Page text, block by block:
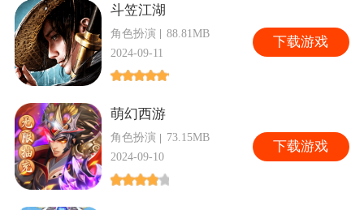
斗笠江湖
角色扮演
88.81MB
2024-09-11
下载游戏
萌幻西游
角色扮演
73.15MB
2024-09-10
下载游戏